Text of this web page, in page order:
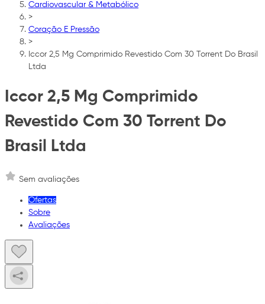
Cardiovascular & Metabólico
>
Coração E Pressão
>
Iccor 2,5 Mg Comprimido Revestido Com 30 Torrent Do Brasil
Ltda
Iccor 2,5 Mg Comprimido
Revestido Com 30 Torrent Do
Brasil Ltda
Sem avaliações
Ofertas
Sobre
Avaliações